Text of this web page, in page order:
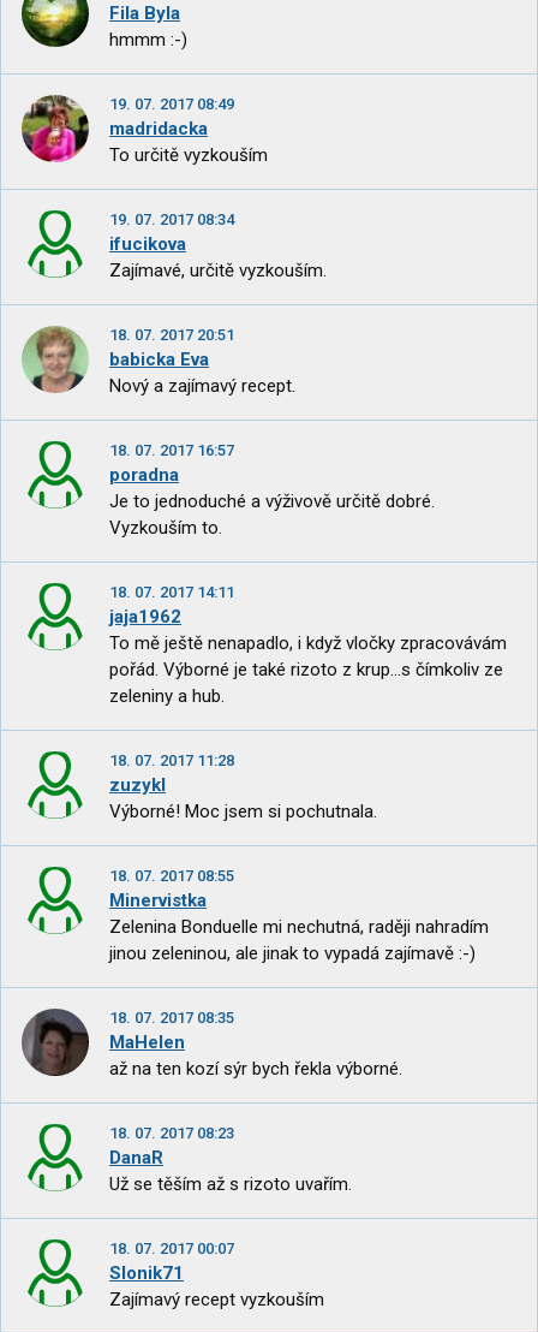
Fila Byla
hmmm :-)
19. 07. 2017 08:49
madridacka
To určitě vyzkouším
19. 07. 2017 08:34
ifucikova
Zajímavé, určitě vyzkouším.
18. 07. 2017 20:51
babicka Eva
Nový a zajímavý recept.
18. 07. 2017 16:57
poradna
Je to jednoduché a výživově určitě dobré.
Vyzkouším to.
18. 07. 2017 14:11
jaja1962
To mě ještě nenapadlo, i když vločky zpracovávám
pořád. Výborné je také rizoto z krup...s čímkoliv ze
zeleniny a hub.
18. 07. 2017 11:28
zuzykl
Výborné! Moc jsem si pochutnala.
18. 07. 2017 08:55
Minervistka
Zelenina Bonduelle mi nechutná, raději nahradím
jinou zeleninou, ale jinak to vypadá zajímavě :-)
18. 07. 2017 08:35
MaHelen
až na ten kozí sýr bych řekla výborné.
18. 07. 2017 08:23
DanaR
Už se těším až s rizoto uvařím.
18. 07. 2017 00:07
Slonik71
Zajímavý recept vyzkouším